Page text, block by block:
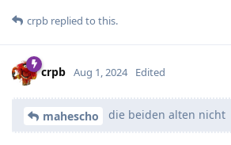
crpb replied to this.
crpb Aug 1, 2024 Edited
mahescho die beiden alten nicht